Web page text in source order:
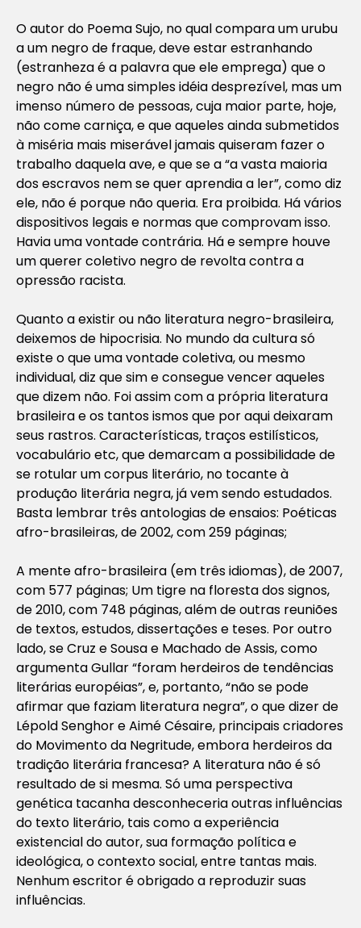
O autor do Poema Sujo, no qual compara um urubu
a um negro de fraque, deve estar estranhando
(estranheza é a palavra que ele emprega) que o
negro não é uma simples idéia desprezível, mas um
imenso número de pessoas, cuja maior parte, hoje,
não come carniça, e que aqueles ainda submetidos
à miséria mais miserável jamais quiseram fazer o
trabalho daquela ave, e que se a “a vasta maioria
dos escravos nem se quer aprendia a ler”, como diz
ele, não é porque não queria. Era proibida. Há vários
dispositivos legais e normas que comprovam isso.
Havia uma vontade contrária. Há e sempre houve
um querer coletivo negro de revolta contra a
opressão racista.
Quanto a existir ou não literatura negro-brasileira,
deixemos de hipocrisia. No mundo da cultura só
existe o que uma vontade coletiva, ou mesmo
individual, diz que sim e consegue vencer aqueles
que dizem não. Foi assim com a própria literatura
brasileira e os tantos ismos que por aqui deixaram
seus rastros. Características, traços estilísticos,
vocabulário etc, que demarcam a possibilidade de
se rotular um corpus literário, no tocante à
produção literária negra, já vem sendo estudados.
Basta lembrar três antologias de ensaios: Poéticas
afro-brasileiras, de 2002, com 259 páginas;
A mente afro-brasileira (em três idiomas), de 2007,
com 577 páginas; Um tigre na floresta dos signos,
de 2010, com 748 páginas, além de outras reuniões
de textos, estudos, dissertações e teses. Por outro
lado, se Cruz e Sousa e Machado de Assis, como
argumenta Gullar “foram herdeiros de tendências
literárias européias”, e, portanto, “não se pode
afirmar que faziam literatura negra”, o que dizer de
Lépold Senghor e Aimé Césaire, principais criadores
do Movimento da Negritude, embora herdeiros da
tradição literária francesa? A literatura não é só
resultado de si mesma. Só uma perspectiva
genética tacanha desconheceria outras influências
do texto literário, tais como a experiência
existencial do autor, sua formação política e
ideológica, o contexto social, entre tantas mais.
Nenhum escritor é obrigado a reproduzir suas
influências.